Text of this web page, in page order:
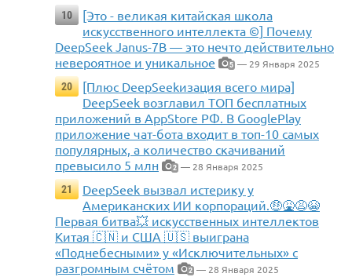
10
[Это - великая китайская школа
искусственного интеллекта ©] Почему
DeepSeek Janus-7B — это нечто действительно
невероятное и уникальное
5 — 29 Января 2025
20
[Плюс DeepSeekизация всего мира]
DeepSeek возглавил ТОП бесплатных
приложений в AppStore РФ. В GooglePlay
приложение чат-бота входит в топ-10 самых
популярных, а количество скачиваний
превысило 5 млн
2 — 28 Января 2025
21
DeepSeek вызвал истерику у
Американских ИИ корпораций.🤑🤮😩😭
Первая битва💥 искусственных интеллектов
Китая 🇨🇳 и США 🇺🇸 выиграна
«Поднебесными» у «Исключительных» с
разгромным счётом
2 — 28 Января 2025